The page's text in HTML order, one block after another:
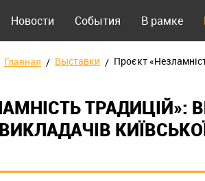
Новости События В рамке
Главная Выставки Проєкт
ТРАДИЦІЙ»: